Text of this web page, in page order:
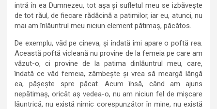
intră în ea Dumnezeu, tot aşa şi sufletul meu se izbăveşte
de tot răul, de fiecare rădăcină a patimilor, iar eu, atunci, nu
mai am înlăuntrul meu niciun element pătimaş, păcătos.
De exemplu, văd pe cineva, şi îndată îmi apare o poftă rea.
Această poftă vicleană nu provine de la femeia pe care am
văzut-o, ci provine de la patima dinlăuntrul meu, care,
îndată ce văd femeia, zâmbeşte şi vrea să meargă lângă
ea, păşeşte spre păcat. Acum însă, când am ajuns
nepătimaş, oricât aş vedea-o, nu am niciun fel de mişcare
lăuntrică, nu există nimic corespunzător în mine, nu există